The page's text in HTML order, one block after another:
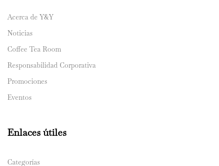
Acerca de Y&Y
Noticias
Coffee Tea Room
Responsabilidad Corporativa
Promociones
Eventos
Enlaces útiles
Categorías